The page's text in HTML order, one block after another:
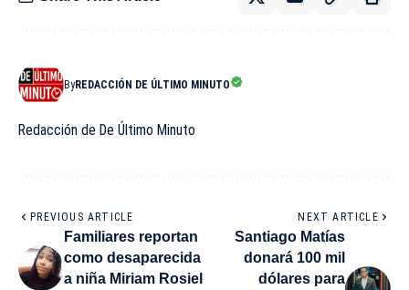
ByREDACCIÓN DE ÚLTIMO MINUTO
Redacción de De Último Minuto
PREVIOUS ARTICLE
Familiares reportan
como desaparecida
a niña Miriam Rosiel
NEXT ARTICLE
Santiago Matías
donará 100 mil
dólares para